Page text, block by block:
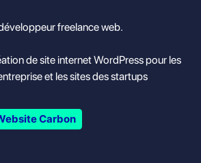
freelance web.
de site internet WordPress pour les
et les sites des startups
Carbon